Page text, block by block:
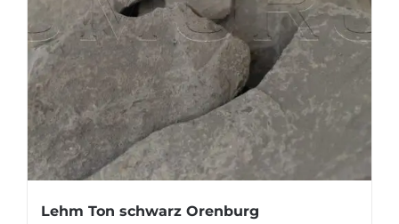
Lehm Ton schwarz Orenburg